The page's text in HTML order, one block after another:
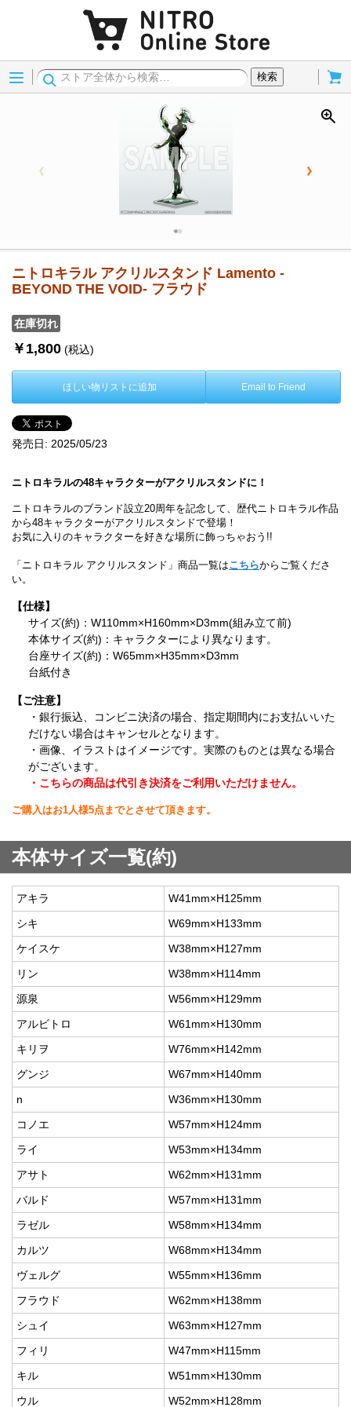
Menu
検索
ニトロキラル アクリルスタンド Lamento -
BEYOND THE VOID- フラウド
在庫切れ
￥1,800 (税込)
ほしい物リストに追加 Email to Friend
発売日: 2025/05/23
ニトロキラルの48キャラクターがアクリルスタンドに！
ニトロキラルのブランド設立20周年を記念して、歴代ニトロキラル作品
から48キャラクターがアクリルスタンドで登場！
お気に入りのキャラクターを好きな場所に飾っちゃおう!!
「ニトロキラル アクリルスタンド」商品一覧はこちらからご覧くださ
い。
【仕様】
サイズ(約)：W110mm×H160mm×D3mm(組み立て前)
本体サイズ(約)：キャラクターにより異なります。
台座サイズ(約)：W65mm×H35mm×D3mm
台紙付き
【ご注意】
・銀行振込、コンビニ決済の場合、指定期間内にお支払いいた
だけない場合はキャンセルとなります。
・画像、イラストはイメージです。実際のものとは異なる場合
がございます。
・こちらの商品は代引き決済をご利用いただけません。
ご購入はお1人様5点までとさせて頂きます。
本体サイズ一覧(約)
アキラ
W41mm×H125mm
シキ
W69mm×H133mm
ケイスケ
W38mm×H127mm
リン
W38mm×H114mm
源泉
W56mm×H129mm
アルビトロ
W61mm×H130mm
キリヲ
W76mm×H142mm
グンジ
W67mm×H140mm
n
W36mm×H130mm
コノエ
W57mm×H124mm
ライ
W53mm×H134mm
アサト
W62mm×H131mm
バルド
W57mm×H131mm
ラゼル
W58mm×H134mm
カルツ
W68mm×H134mm
ヴェルグ
W55mm×H136mm
フラウド
W62mm×H138mm
シュイ
W63mm×H127mm
フィリ
W47mm×H115mm
キル
W51mm×H130mm
ウル
W52mm×H128mm